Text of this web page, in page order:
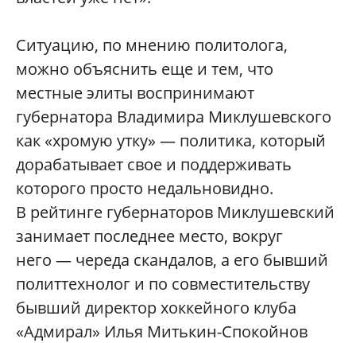
Ситуацию, по мнению политолога,
можно объяснить еще и тем, что
местные элиты воспринимают
губернатора Владимира Миклушевского
как «хромую утку» — политика, который
дорабатывает свое и поддерживать
которого просто недальновидно.
В рейтинге губернаторов Миклушевский
занимает последнее место, вокруг
него — череда скандалов, а его бывший
политтехнолог и по совместительству
бывший директор хоккейного клуба
«Адмирал» Илья Митькин-Спокойнов